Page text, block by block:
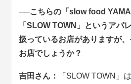
──こちらの「slow food
「SLOW TOWN」というアパ
扱っているお店がありますが
お店でしょうか？
吉田さん：
「SLOW TOWN」